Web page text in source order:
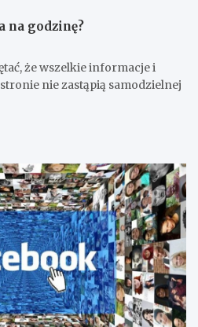
na godzinę?
że wszelkie informacje i
nie zastąpią samodzielnej